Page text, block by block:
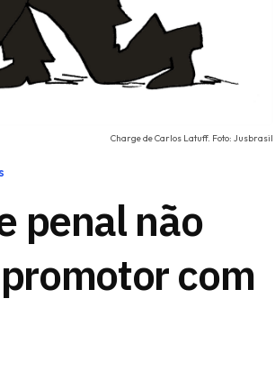
Charge de Carlos Latuff. Foto: Jusbrasil
penal não
com